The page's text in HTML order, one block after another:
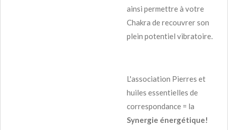
ainsi permettre à votre
Chakra de recouvrer son
plein potentiel vibratoire.
L'association Pierres et
huiles essentielles de
correspondance = la
Synergie énergétique!